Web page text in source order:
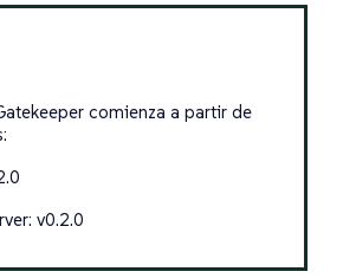
comienza a partir de
v0.2.0